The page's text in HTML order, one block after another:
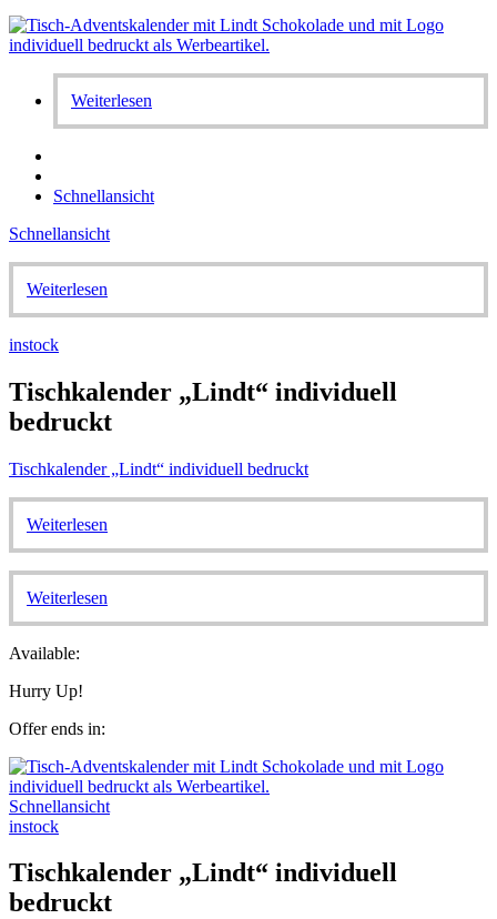
Weiterlesen
Schnellansicht
Schnellansicht
Weiterlesen
instock
Tischkalender „Lindt“ individuell
bedruckt
Tischkalender „Lindt“ individuell bedruckt
Weiterlesen
Weiterlesen
Available:
Hurry Up!
Offer ends in:
Schnellansicht
instock
Tischkalender „Lindt“ individuell
bedruckt